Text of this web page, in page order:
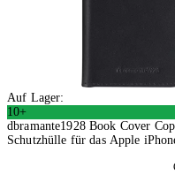
Auf Lager:
10+
dbramante1928 Book Cover
Schutzhülle für das Apple